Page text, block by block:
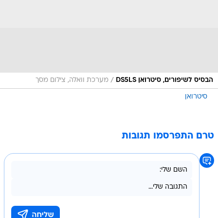
הבסיס לשיפורים, סיטרואן DS5LS / מערכת וואלה, צילום מסך
סיטרואן
טרם התפרסמו תגובות